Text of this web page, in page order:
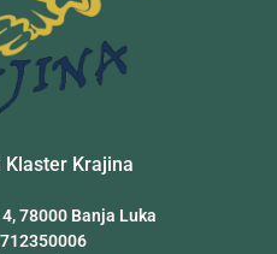
Klaster Krajina
78000 Banja Luka